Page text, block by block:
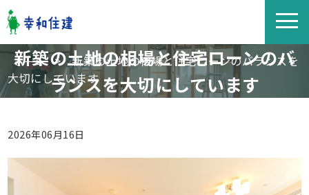
新築の土地の相場と住宅ローンのバ
ランスを大切にしています
ホーム >
新築の土地の相場と住宅ローンのバランスを
大切にしています
2026年06月16日